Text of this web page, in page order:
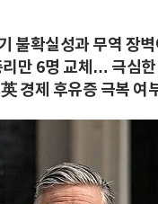
불확실성과 무역 장
만 6명 교체… 극심
경제 후유증 극복 여